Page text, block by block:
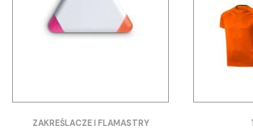
ZAKREŚLACZE I FLAMASTRY